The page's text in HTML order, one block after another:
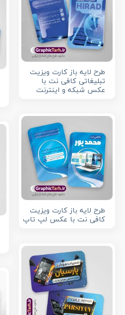
طرح لایه باز کارت ویزیت
تبلیغاتی کافی نت با
عکس شبکه و اینترنت
طرح لایه باز کارت ویزیت
کافی نت با عکس لپ تاپ